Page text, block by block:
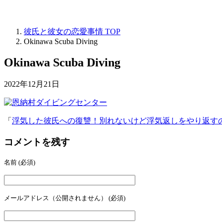
彼氏と彼女の恋愛事情 TOP
Okinawa Scuba Diving
Okinawa Scuba Diving
2022年12月21日
「 浮気した彼氏への復讐！別れないけど浮気返しをやり返す
コメントを残す
名前 (必須)
メールアドレス（公開されません） (必須)